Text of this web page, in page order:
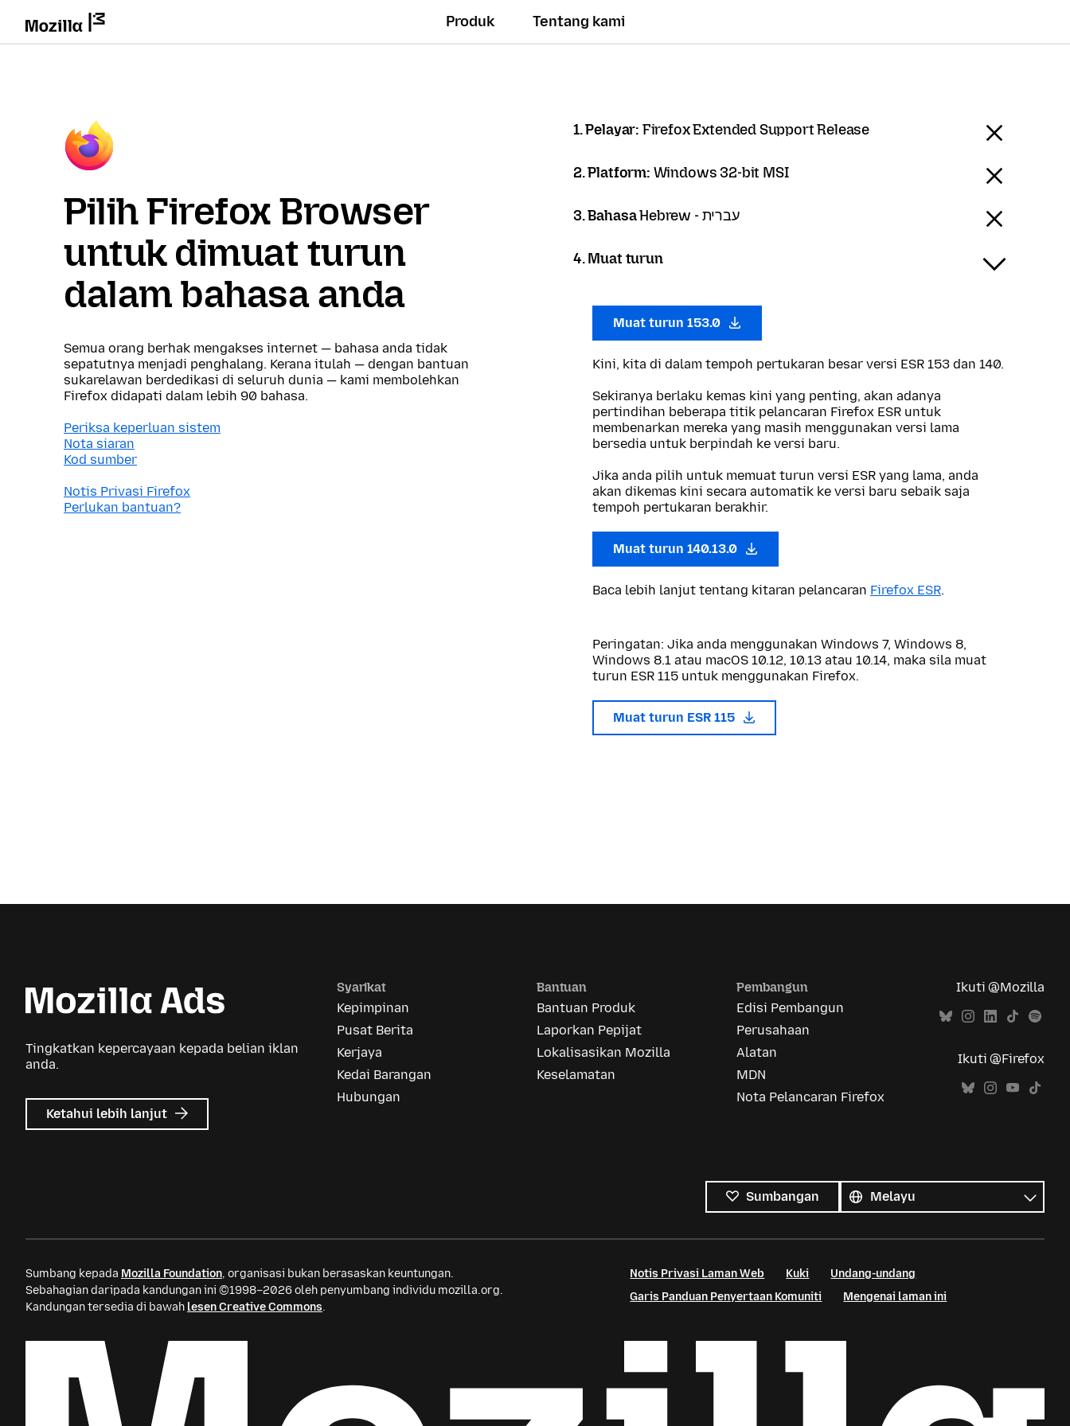
Produk Tentang kami
Pilih Firefox Browser
untuk dimuat turun
dalam bahasa anda
Semua orang berhak mengakses internet — bahasa anda tidak
sepatutnya menjadi penghalang. Kerana itulah — dengan bantuan
sukarelawan berdedikasi di seluruh dunia — kami membolehkan
Firefox didapati dalam lebih 90 bahasa.
Periksa keperluan sistem
Nota siaran
Kod sumber
Notis Privasi Firefox
Perlukan bantuan?
1. Pelayar: Firefox Extended Support Release
2. Platform: Windows 32-bit MSI
3. Bahasa Hebrew - עברית
4. Muat turun
Muat turun 153.0
Kini, kita di dalam tempoh pertukaran besar versi ESR 153 dan 140.
Sekiranya berlaku kemas kini yang penting, akan adanya
pertindihan beberapa titik pelancaran Firefox ESR untuk
membenarkan mereka yang masih menggunakan versi lama
bersedia untuk berpindah ke versi baru.
Jika anda pilih untuk memuat turun versi ESR yang lama, anda
akan dikemas kini secara automatik ke versi baru sebaik saja
tempoh pertukaran berakhir.
Muat turun 140.13.0
Baca lebih lanjut tentang kitaran pelancaran Firefox ESR.
Peringatan: Jika anda menggunakan Windows 7, Windows 8,
Windows 8.1 atau macOS 10.12, 10.13 atau 10.14, maka sila muat
turun ESR 115 untuk menggunakan Firefox.
Muat turun ESR 115
Tingkatkan kepercayaan kepada belian iklan
anda.
Ketahui lebih lanjut tentang
Iklan
Syarikat
Kepimpinan
Pusat Berita
Kerjaya
Kedai Barangan
Hubungan
Bantuan
Bantuan Produk
Laporkan Pepijat
Lokalisasikan Mozilla
Keselamatan
Pembangun
Edisi Pembangun
Perusahaan
Alatan
MDN
Nota Pelancaran Firefox
Ikuti @Mozilla
Ikuti @Firefox
Sumbangan
bahasa
Bahasa
Sumbang kepada Mozilla Foundation, organisasi bukan berasaskan keuntungan.
Sebahagian daripada kandungan ini ©1998–2026 oleh penyumbang individu mozilla.org.
Kandungan tersedia di bawah lesen Creative Commons.
Notis Privasi Laman Web Kuki
Undang-undang
Garis Panduan Penyertaan Komuniti
Mengenai laman ini